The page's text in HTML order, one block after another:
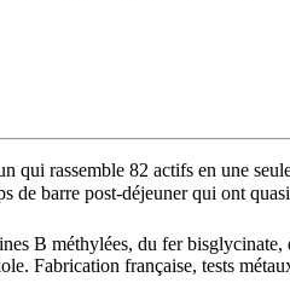
qui rassemble 82 actifs en une
de barre post-déjeuner qui ont
B méthylées, du fer
Fabrication française, tests